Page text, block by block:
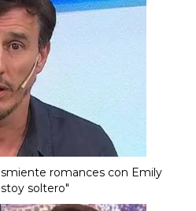
romances con Emily
soltero"